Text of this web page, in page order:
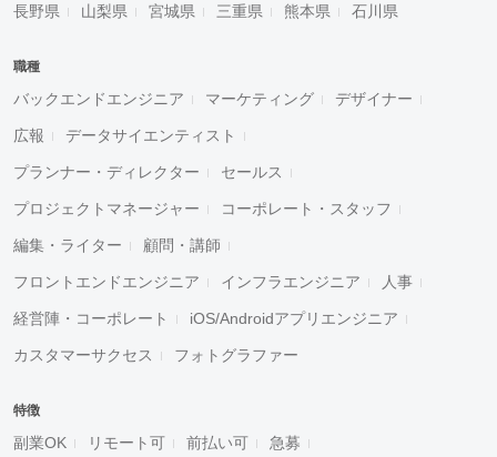
長野県 山梨県 宮城県 三重県 熊本県 石川県
職種
バックエンドエンジニア マーケティング デザイナー
広報 データサイエンティスト
プランナー・ディレクター セールス
プロジェクトマネージャー コーポレート・スタッフ
編集・ライター 顧問・講師
フロントエンドエンジニア インフラエンジニア 人事
経営陣・コーポレート iOS/Androidアプリエンジニア
カスタマーサクセス フォトグラファー
特徴
副業OK リモート可 前払い可 急募